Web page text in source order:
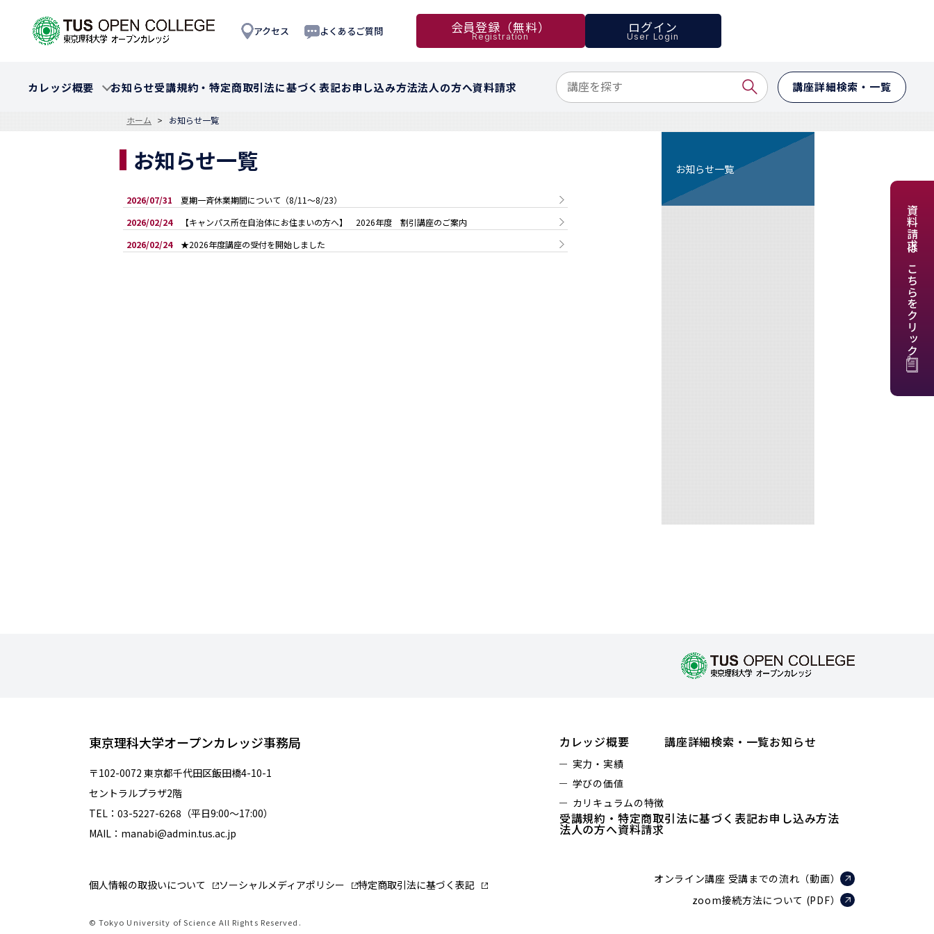
アクセス よくあるご質問 会員登録（無料）
Registration
ログイン
User Login
カレッジ概要 お知らせ受講規約・特定商取引法に基づく表記お申し込み方法法人の方へ資料請求 講座詳細検索・一覧
資料請求はこちらをクリック
ホーム お知らせ一覧
お知らせ一覧
2026/07/31 夏期一斉休業期間について（8/11～8/23）
2026/02/24
【キャンパス所在自治体にお住まいの方へ】 2026年度 割引講座のご案内
2026/02/24 ★2026年度講座の受付を開始しました
お知らせ一覧
東京理科大学オープンカレッジ事務局
〒102-0072 東京都千代田区飯田橋4-10-1
セントラルプラザ2階
TEL：03-5227-6268（平日9:00～17:00）
MAIL：manabi@admin.tus.ac.jp
個人情報の取扱いについて ソーシャルメディアポリシー 特定商取引法に基づく表記
© Tokyo University of Science All Rights Reserved.
カレッジ概要
実力・実績
学びの価値
カリキュラムの特徴
講座詳細検索・一覧お知らせ
受講規約・特定商取引法に基づく表記お申し込み方法
法人の方へ資料請求
オンライン講座 受講までの流れ（動画）
zoom接続方法について (PDF）